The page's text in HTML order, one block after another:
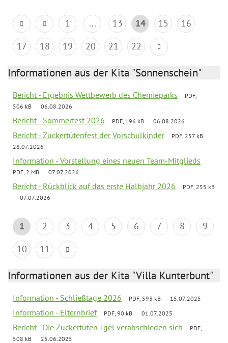
1 ... 13 14 15
16
17
18 19 20 21 22
Informationen aus der Kita "Sonnenschein"
Bericht - Ergebnis Wettbewerb des Chemieparks
PDF,
506 kB
06.08.2026
Bericht - Sommerfest 2026 PDF, 196 kB 06.08.2026
Bericht - Zuckertütenfest der Vorschulkinder
PDF, 257 kB
28.07.2026
Information - Vorstellung eines neuen Team-Mitglieds
PDF, 2 MB 07.07.2026
Bericht - Rückblick auf das erste Halbjahr 2026
PDF, 255 kB
07.07.2026
1 2 3 4 5 6 7 8
9
10
11
Informationen aus der Kita "Villa Kunterbunt"
Information - Schließtage 2026 PDF, 593 kB 15.07.2025
Information - Elternbrief PDF, 90 kB 01.07.2025
Bericht - Die Zuckertüten-Igel verabschieden sich
PDF,
508 kB
25.06.2025